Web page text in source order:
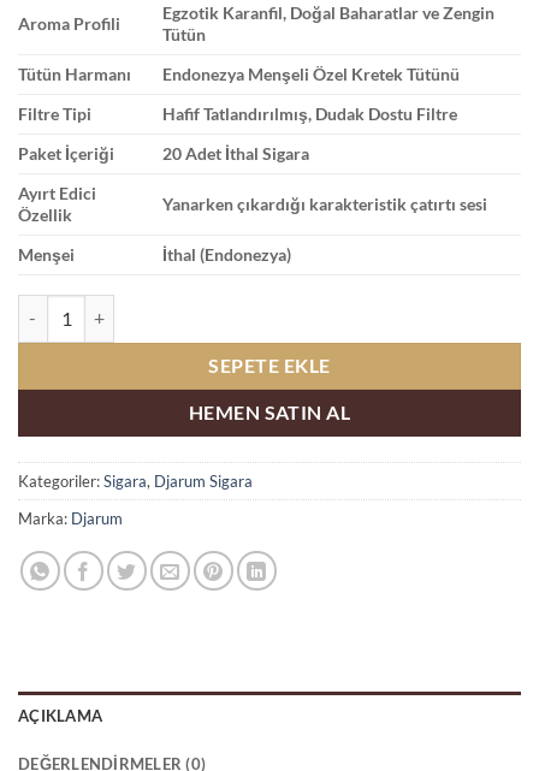
Aroma Profili
Egzotik Karanfil, Doğal Baharatlar ve Zengin
Tütün
Tütün Harmanı
Endonezya Menşeli Özel Kretek Tütünü
Filtre Tipi
Hafif Tatlandırılmış, Dudak Dostu Filtre
Paket İçeriği
20 Adet İthal Sigara
Ayırt Edici
Özellik
Yanarken çıkardığı karakteristik çatırtı sesi
Menşei İthal (Endonezya)
SEPETE EKLE
HEMEN SATIN AL
Kategoriler:Sigara, Djarum Sigara
Marka: Djarum
AÇIKLAMA
DEĞERLENDIRMELER (0)